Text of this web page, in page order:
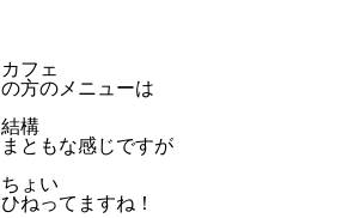
カフェ
の方のメニューは
結構
まともな感じですが
ちょい
ひねってますね！